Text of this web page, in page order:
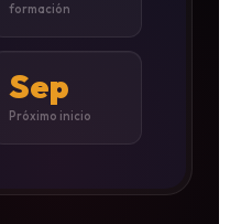
formación
Sep
Próximo inicio